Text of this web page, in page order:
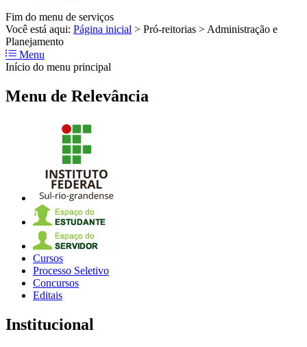
Fim do menu de serviços
Você está aqui: Página inicial > Pró-reitorias > Administração e
Planejamento
Menu
Início do menu principal
Menu de Relevância
Cursos
Processo Seletivo
Concursos
Editais
Institucional